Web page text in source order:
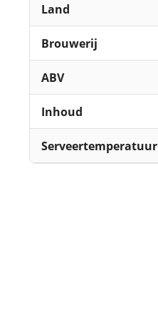
Land
Brouwerij
ABV
Inhoud
Serveertemperatuur